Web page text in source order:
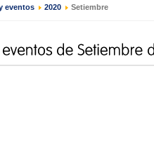
eventos › 2020 › Setiembre